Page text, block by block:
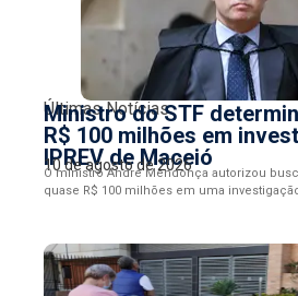
Últimas Notícias
Ministro do STF
R$ 100 milhões em
IPREV de Maceió
10 de agosto de 2026
O ministro André Mendonça autorizou
quase R$ 100 milhões em uma